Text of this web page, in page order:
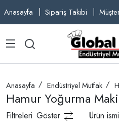
Anasayfa Sipariş Takibi
Anasayfa Endüstriyel Mutfak
Hamur Yoğurma
Filtreleri Göster Ürün